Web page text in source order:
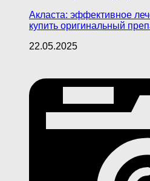
Акласта: эффективное
купить оригинальный
22.05.2025